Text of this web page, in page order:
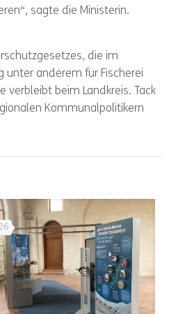
sagte die Ministerin.
die im
unter anderem für Fischerei
beim Landkreis. Tack
Kommunalpolitikern